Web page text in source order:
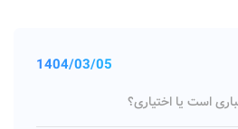
1404/03/05
است یا اختیاری؟